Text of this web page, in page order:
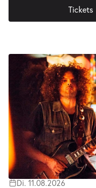
Tickets
Di. 11.08.2026